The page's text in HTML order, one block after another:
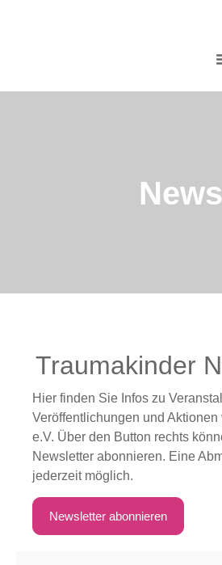
News
Traumakinder
Hier finden Sie Infos zu
Veröffentlichungen und
e.V. Über den Button rechts
Newsletter abonnieren. Eine
jederzeit möglich.
Newsletter abonnieren